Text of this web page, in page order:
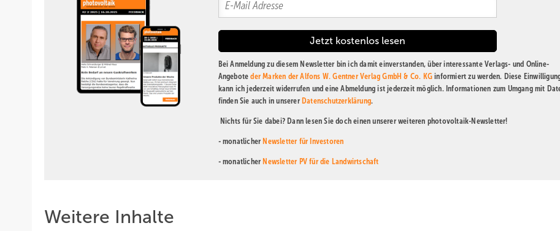
Bei Anmeldung zu diesem Newsletter bin ich damit einverstanden, über interessante Verlags- und Online-
Angeboteder Marken der Alfons W. Gentner Verlag GmbH & Co. KG informiert zu werden. Diese
kann ich jederzeit widerrufen und eine Abmeldung ist jederzeit möglich. Informationen zum Umgang mit
finden Sie auch in unserer Datenschutzerklärung.
Nichts für Sie dabei? Dann lesen Sie doch einen unserer weiteren photovoltaik-Newsletter!
- monatlicherNewsletter für Investoren
- monatlicherNewsletter PV für die Landwirtschaft
Weitere Inhalte